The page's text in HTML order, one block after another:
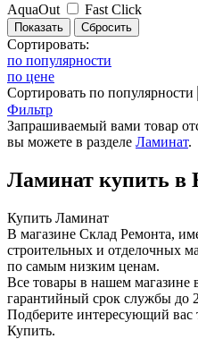
AquaOut
Fast Click
Сортировать:
по популярности
по цене
Сортировать по популярности
Фильтр
Запрашиваемый вами товар
вы можете в разделе Ламинат.
Ламинат купить в
Купить Ламинат
В магазине Склад Ремонта,
строительных и отделочных
по самым низким ценам.
Все товары в нашем магазине
гарантийный срок службы до
Подберите интересующий вас
Купить.